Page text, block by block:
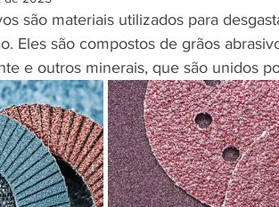
são materiais utilizados para
Eles são compostos de grãos
e outros minerais, que são unidos